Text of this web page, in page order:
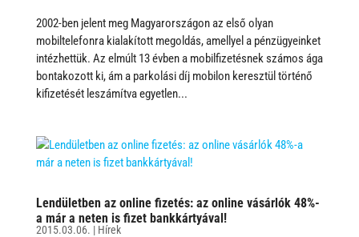
2002-ben jelent meg Magyarországon az első olyan
mobiltelefonra kialakított megoldás, amellyel a pénzügyeinket
intézhettük. Az elmúlt 13 évben a mobilfizetésnek számos ága
bontakozott ki, ám a parkolási díj mobilon keresztül történő
kifizetését leszámítva egyetlen...
Lendületben az online fizetés: az online vásárlók 48%-
a már a neten is fizet bankkártyával!
2015.03.06. | Hírek